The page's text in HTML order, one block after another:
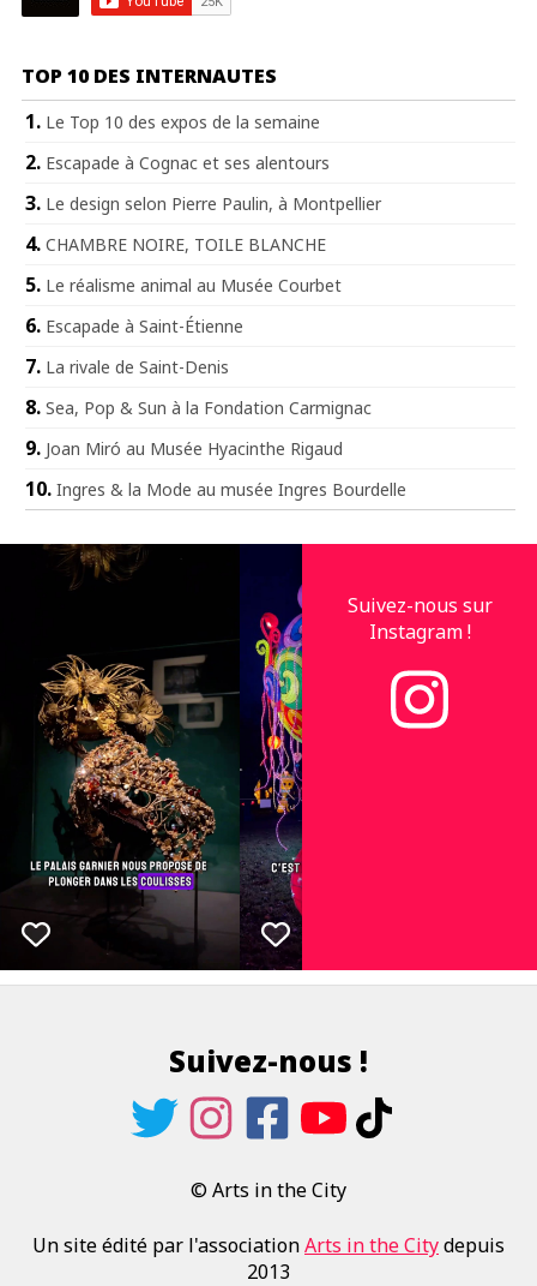
TOP 10 DES INTERNAUTES
Le Top 10 des expos de la semaine
Escapade à Cognac et ses alentours
Le design selon Pierre Paulin, à Montpellier
CHAMBRE NOIRE, TOILE BLANCHE
Le réalisme animal au Musée Courbet
Escapade à Saint-Étienne
La rivale de Saint-Denis
Sea, Pop & Sun à la Fondation Carmignac
Joan Miró au Musée Hyacinthe Rigaud
Ingres & la Mode au musée Ingres Bourdelle
Suivez-nous sur
Instagram !
Suivez-nous !
© Arts in the City
Un site édité par l'associationArts in the Citydepuis
2013